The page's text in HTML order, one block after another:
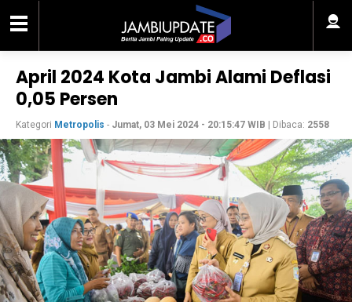
April 2024 Kota Jambi Alami Deflasi
0,05 Persen
Kategori Metropolis - Jumat, 03 Mei 2024 - 20:15:47 WIB | Dibaca: 2558